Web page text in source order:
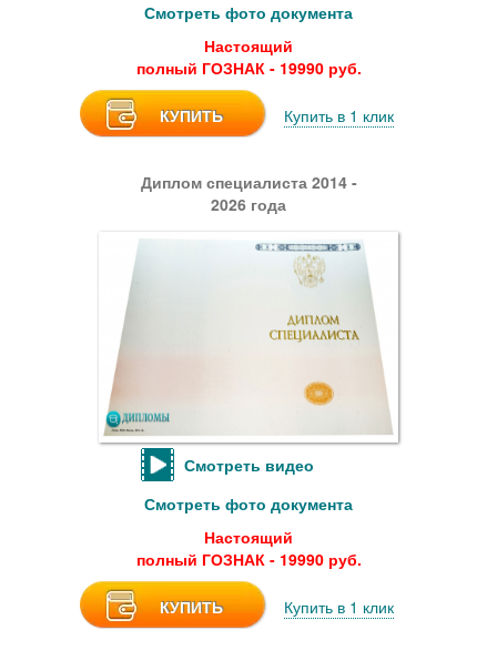
Смотреть фото документа
Настоящий
полный ГОЗНАК - 19990 руб.
КУПИТЬ Купить в 1 клик
Диплом специалиста 2014 -
2026 года
Смотреть видео
Смотреть фото документа
Настоящий
полный ГОЗНАК - 19990 руб.
КУПИТЬ Купить в 1 клик